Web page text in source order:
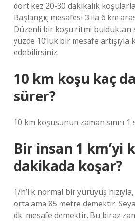
dört kez 20-30 dakikalık koşularla
Başlangıç ​​mesafesi 3 ila 6 km
Düzenli bir koşu ritmi bulduktan
yüzde 10’luk bir mesafe artışıyla
edebilirsiniz.
10 km koşu kaç
sürer?
10 km koşusunun zaman sınırı 1
Bir insan 1 km’yi
dakikada koşar?
1/h’lik normal bir yürüyüş
ortalama 85 metre demektir.
dk. mesafe demektir. Bu biraz